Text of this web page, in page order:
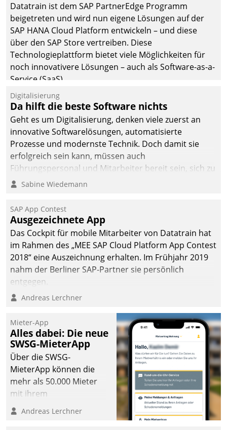
Datatrain ist dem SAP PartnerEdge Programm
beigetreten und wird nun eigene Lösungen auf der
SAP HANA Cloud Platform entwickeln – und diese
über den SAP Store vertreiben. Diese
Technologieplattform bietet viele Möglichkeiten für
noch innovativere Lösungen – auch als Software-as-a-
Service (SaaS).
Digitalisierung
Da hilft die beste Software nichts
Geht es um Digitalisierung, denken viele zuerst an
innovative Softwarelösungen, automatisierte
Prozesse und modernste Technik. Doch damit sie
erfolgreich sein kann, müssen auch
Führungspersonal und Mitarbeiter bereit sein, sich zu
verändern und anzupassen, sonst werden sie an ihr
Sabine Wiedemann
SAP App Contest
Ausgezeichnete App
Das Cockpit für mobile Mitarbeiter von Datatrain hat
im Rahmen des „MEE SAP Cloud Platform App Contest
2018“ eine Auszeichnung erhalten. Im Frühjahr 2019
nahm der Berliner SAP-Partner sie persönlich
entgegen.
Andreas Lerchner
Mieter-App
Alles dabei: Die neue
SWSG-MieterApp
Über die SWSG-
MieterApp können die
mehr als 50.000 Mieter
mit ihrem
Wohnungsunternehmen
kommunizieren, auf dem
Andreas Lerchner